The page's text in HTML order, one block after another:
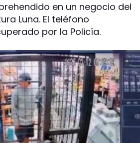
en un negocio del
Luna. El teléfono
por la Policía.